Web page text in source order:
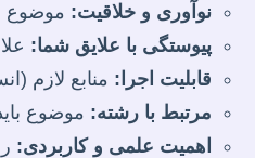
نوآوری و خلاقیت: موضوع
پیوستگی با علایق شما:
قابلیت اجرا: منابع لازم
مرتبط با رشته: موضوع
اهمیت علمی و کاربردی: